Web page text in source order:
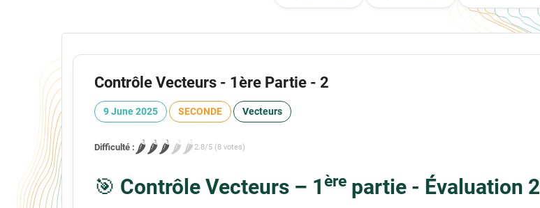
Contrôle Vecteurs - 1ère Partie - 2
9 June 2025 SECONDE Vecteurs
Difficulté : 🌶️🌶️🌶️🌶️ 🌶️ 2.8/5 (8 votes)
🎯 Contrôle Vecteurs – 1ère partie - Évaluation 2